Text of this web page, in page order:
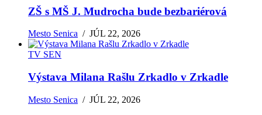
ZŠ s MŠ J. Mudrocha bude bezbariérová
Mesto Senica /JÚL 22, 2026
TV SEN
Výstava Milana Rašlu Zrkadlo v Zrkadle
Mesto Senica /JÚL 22, 2026